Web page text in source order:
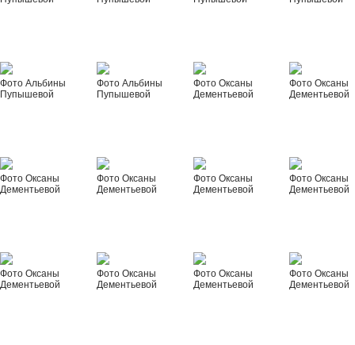
Фото Альбины
Пупышевой
Фото Альбины
Пупышевой
Фото Оксаны
Дементьевой
Фото Оксаны
Дементьевой
Фото Оксаны
Дементьевой
Фото Оксаны
Дементьевой
Фото Оксаны
Дементьевой
Фото Оксаны
Дементьевой
Фото Оксаны
Дементьевой
Фото Оксаны
Дементьевой
Фото Оксаны
Дементьевой
Фото Оксаны
Дементьевой